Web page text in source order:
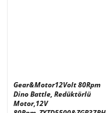
Gear&Motor12Volt 80Rpm
Dino Battle, Redüktörlü
Motor,12V